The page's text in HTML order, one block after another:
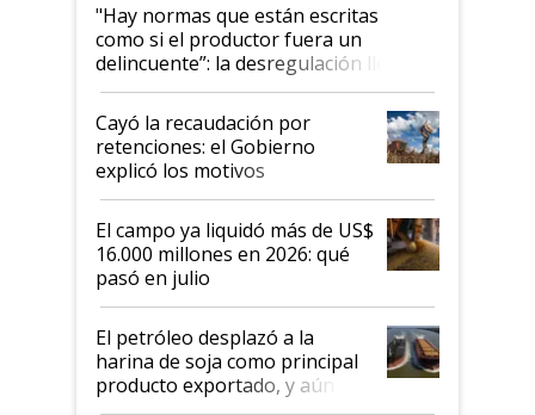
"Hay normas que están escritas
como si el productor fuera un
delincuente”: la desregulación llegó
al Congreso Aapresid y hasta se
habló del financiamiento al IPCVA
Cayó la recaudación por
retenciones: el Gobierno
explicó los motivos
El campo ya liquidó más de US$
16.000 millones en 2026: qué
pasó en julio
El petróleo desplazó a la
harina de soja como principal
producto exportado, y aún así
el agro aportó casi seis de cada